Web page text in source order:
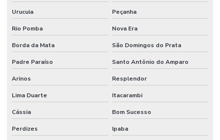
Urucuia Peçanha
Rio Pomba Nova Era
Borda da Mata São Domingos do Prata
Padre Paraíso Santo Antônio do Amparo
Arinos Resplendor
Lima Duarte Itacarambi
Cássia Bom Sucesso
Perdizes Ipaba